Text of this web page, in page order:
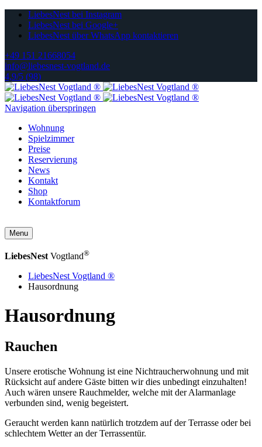
LiebesNest bei Instagram
LiebesNest bei Google+
LiebesNest über WhatsApp kontaktieren
+49 151 21668054
info@liebesnest-vogtland.de
4,9/5 (98)
Navigation überspringen
Wohnung
Spielzimmer
Preise
Reservierung
News
Kontakt
Shop
Kontaktforum
Menu
LiebesNest Vogtland®
LiebesNest Vogtland ®
Hausordnung
Hausordnung
Rauchen
Unsere erotische Wohnung ist eine Nichtraucherwohnung und mit
Rücksicht auf andere Gäste bitten wir dies unbedingt einzuhalten!
Auch wären unsere Rauchmelder, welche mit der Alarmanlage
verbunden sind, wenig begeistert.
Geraucht werden kann natürlich trotzdem auf der Terrasse oder bei
schlechtem Wetter an der Terrassentür.